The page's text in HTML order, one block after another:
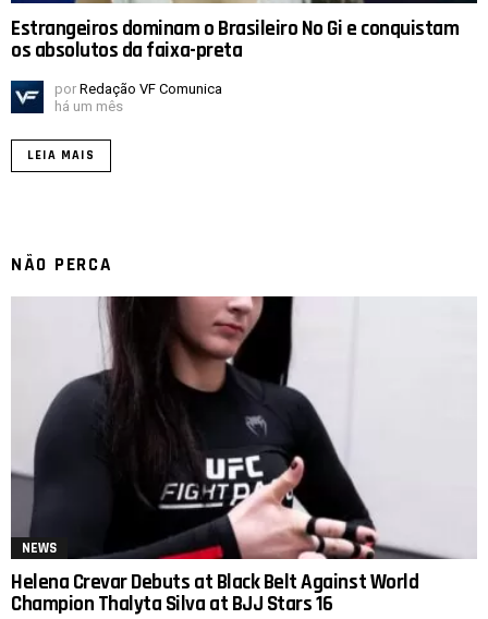
Estrangeiros dominam o Brasileiro No Gi e conquistam
os absolutos da faixa-preta
por Redação VF Comunica
há um mês
LEIA MAIS
NÃO PERCA
NEWS
Helena Crevar Debuts at Black Belt Against World
Champion Thalyta Silva at BJJ Stars 16